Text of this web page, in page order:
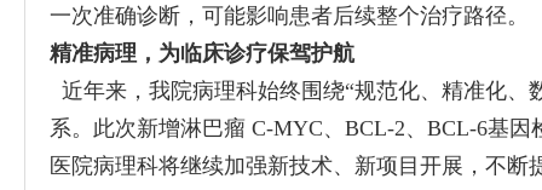
一次准确诊断，可能影响患者后续整个治疗路径。
精准病理，为临床诊疗保驾护航
近年来，我院病理科始终围绕“规范化、精准化
系。此次新增淋巴瘤 C-MYC、BCL-2、BCL-6基
医院病理科将继续加强新技术、新项目开展，不